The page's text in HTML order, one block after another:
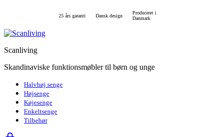
25 års garanti Dansk design
Produceret i
Danmark
Scanliving
Skandinaviske funktionsmøbler til børn og unge
Halvhøj senge
Højsenge
Køjesenge
Enkeltsenge
Tilbehør